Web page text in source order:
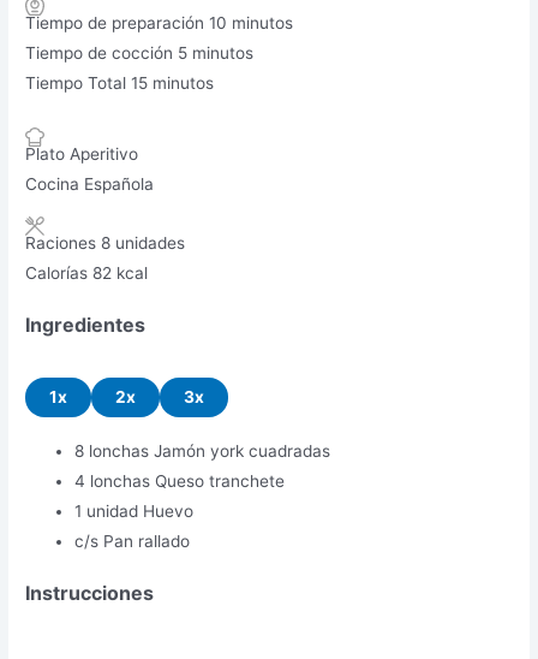
Tiempo de preparación10 minutos
minutos
Tiempo de cocción 5minutos
minutos
Tiempo Total15minutos
minutos
PlatoAperitivo
Cocina Española
Raciones 8 unidades
Calorías 82 kcal
Ingredientes
1x 2x 3x
8 lonchas Jamón yorkcuadradas
4 lonchas Quesotranchete
1 unidad Huevo
c/s Pan rallado
Instrucciones